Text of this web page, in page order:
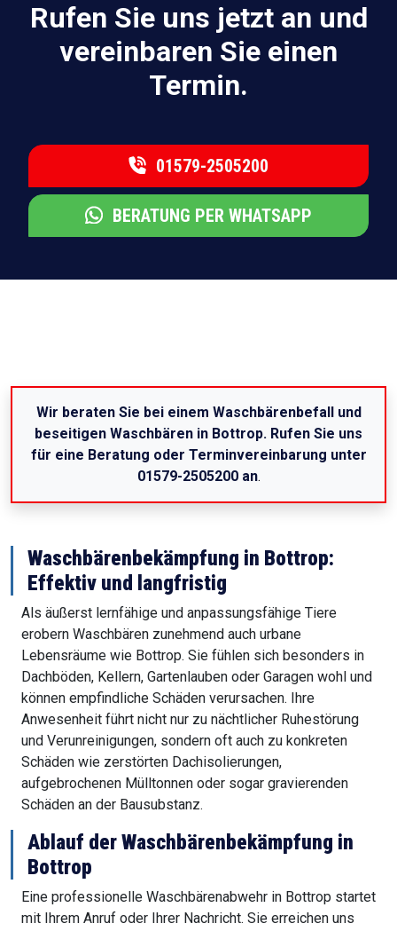
Rufen Sie uns jetzt an und
vereinbaren Sie einen
Termin.
01579-2505200
BERATUNG PER WHATSAPP
Wir beraten Sie bei einem Waschbärenbefall und
beseitigen Waschbären in Bottrop. Rufen Sie uns
für eine Beratung oder Terminvereinbarung unter
01579-2505200 an.
Waschbärenbekämpfung in Bottrop:
Effektiv und langfristig
Als äußerst lernfähige und anpassungsfähige Tiere
erobern Waschbären zunehmend auch urbane
Lebensräume wie Bottrop. Sie fühlen sich besonders in
Dachböden, Kellern, Gartenlauben oder Garagen wohl und
können empfindliche Schäden verursachen. Ihre
Anwesenheit führt nicht nur zu nächtlicher Ruhestörung
und Verunreinigungen, sondern oft auch zu konkreten
Schäden wie zerstörten Dachisolierungen,
aufgebrochenen Mülltonnen oder sogar gravierenden
Schäden an der Bausubstanz.
Ablauf der Waschbärenbekämpfung in
Bottrop
Eine professionelle Waschbärenabwehr in Bottrop startet
mit Ihrem Anruf oder Ihrer Nachricht. Sie erreichen uns